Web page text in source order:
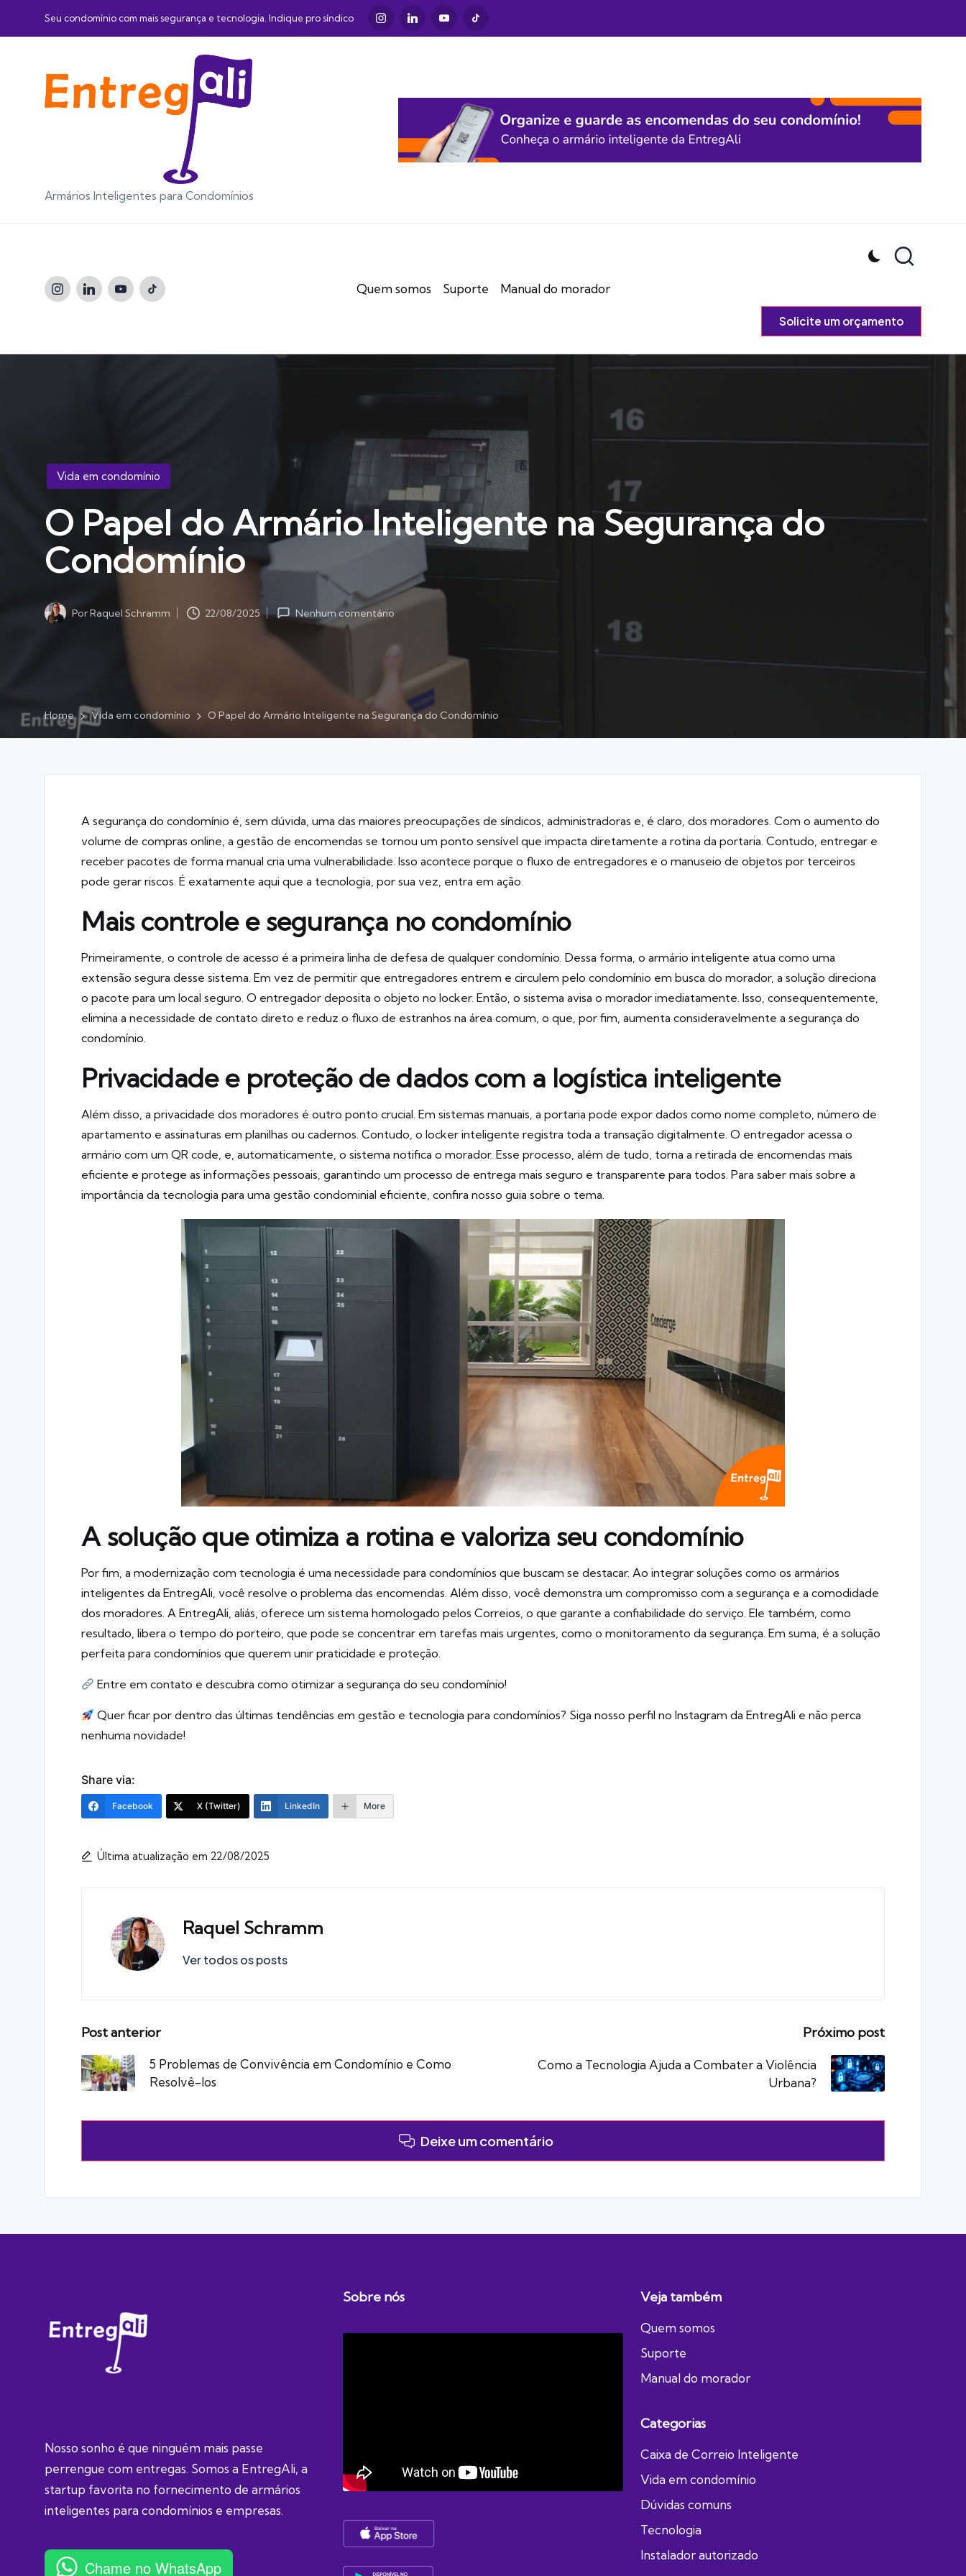
Seu condomínio com mais segurança e tecnologia. Indique pro síndico InstagramLinkedIn Youtube TikTok
Armários Inteligentes para Condomínios
InstagramLinkedInYoutubeTikTok Quem somos Suporte Manual do morador
Solicite um orçamento
Posted
in
Vida em condomínio
O Papel do Armário Inteligente na Segurança do
Condomínio
PostedPorRaquel Schramm 22/08/2025 Nenhum comentário
Home Vida em condomínio O Papel do Armário Inteligente na Segurança do Condomínio
A segurança do condomínio é, sem dúvida, uma das maiores preocupações de síndicos, administradoras e, é claro, dos moradores. Com o aumento do
volume de compras online, a gestão de encomendas se tornou um ponto sensível que impacta diretamente a rotina da portaria. Contudo, entregar e
receber pacotes de forma manual cria uma vulnerabilidade. Isso acontece porque o fluxo de entregadores e o manuseio de objetos por terceiros
pode gerar riscos. É exatamente aqui que a tecnologia, por sua vez, entra em ação.
Mais controle e segurança no condomínio
Primeiramente, o controle de acesso é a primeira linha de defesa de qualquer condomínio. Dessa forma, o armário inteligente atua como uma
extensão segura desse sistema. Em vez de permitir que entregadores entrem e circulem pelo condomínio em busca do morador, a solução direciona
o pacote para um local seguro. O entregador deposita o objeto no locker. Então, o sistema avisa o morador imediatamente. Isso, consequentemente,
elimina a necessidade de contato direto e reduz o fluxo de estranhos na área comum, o que, por fim, aumenta consideravelmente a segurança do
condomínio.
Privacidade e proteção de dados com a logística inteligente
Além disso, a privacidade dos moradores é outro ponto crucial. Em sistemas manuais, a portaria pode expor dados como nome completo, número de
apartamento e assinaturas em planilhas ou cadernos. Contudo, o locker inteligente registra toda a transação digitalmente. O entregador acessa o
armário com um QR code, e, automaticamente, o sistema notifica o morador. Esse processo, além de tudo, torna a retirada de encomendas mais
eficiente e protege as informações pessoais, garantindo um processo de entrega mais seguro e transparente para todos. Para saber mais sobre a
importância da tecnologia para uma gestão condominial eficiente, confira nosso guia sobre o tema
A solução que otimiza a rotina e valoriza seu condomínio
Por fim, a modernização com tecnologia é uma necessidade para condomínios que buscam se destacar. Ao integrar soluções como os armários
inteligentes da EntregAli, você resolve o problema das encomendas. Além disso, você demonstra um compromisso com a segurança e a comodidade
dos moradores. A EntregAli, aliás, oferece um sistema homologado pelos Correios, o que garante a confiabilidade do serviço. Ele também, como
resultado, libera o tempo do porteiro, que pode se concentrar em tarefas mais urgentes, como o monitoramento da segurança. Em suma, é a solução
perfeita para condomínios que querem unir praticidade e proteção.
Entre em contato e descubra como otimizar a segurança do seu condomínio!
Quer ficar por dentro das últimas tendências em gestão e tecnologia para condomínios? Siga nosso perfil noInstagram da EntregAli e não perca
nenhuma novidade!
Share via:
Facebook X (Twitter) LinkedIn More
Última atualização em 22/08/2025
Raquel Schramm
Ver todos os posts
Post
navigation
Post anterior
5 Problemas de Convivência em Condomínio e Como
Resolvê-los
Próximo post
Como a Tecnologia Ajuda a Combater a Violência
Urbana?
Deixe um comentário
Nosso sonho é que ninguém mais passe
perrengue com entregas. Somos a EntregAli, a
startup favorita no fornecimento de armários
inteligentes para condomínios e empresas.
Chame no WhatsApp
Sobre nós Veja também
Quem somos
Suporte
Manual do morador
Categorias
Caixa de Correio Inteligente
Vida em condomínio
Dúvidas comuns
Tecnologia
Instalador autorizado